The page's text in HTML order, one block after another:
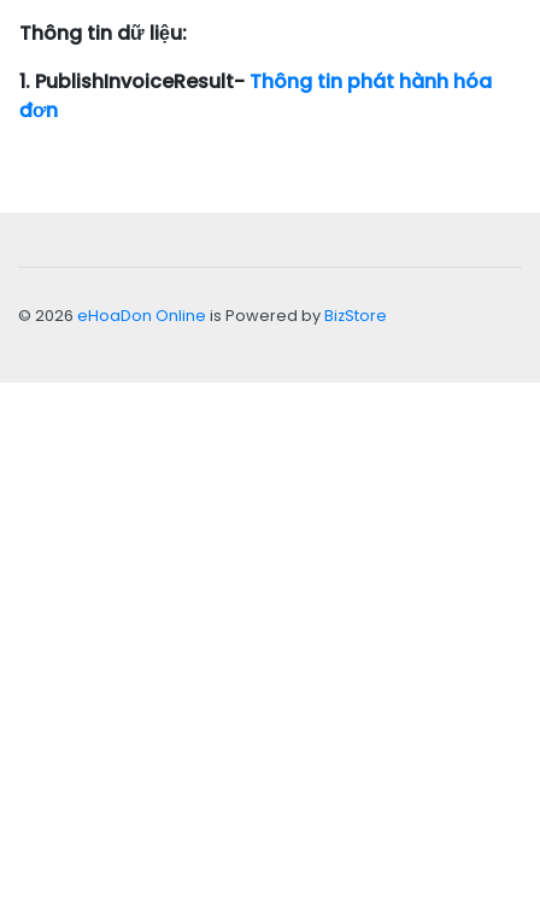
Thông tin dữ liệu:
1. PublishInvoiceResult- Thông tin phát hành hóa
đơn
© 2026 eHoaDon Online is Powered byBizStore